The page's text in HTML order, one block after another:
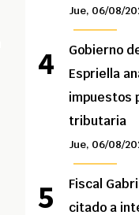
Jue, 06/08/
Gobierno
Espriella
impuestos
tributaria
Jue, 06/08/
Fiscal
citado a